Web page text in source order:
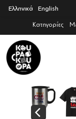
Ελληνικά English
Κατηγορίες